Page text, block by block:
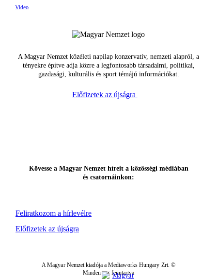
A Magyar Nemzet közéleti napilap konzervatív, nemzeti alapról, a
tényekre építve adja közre a legfontosabb társadalmi, politikai,
gazdasági, kulturális és sport témájú információkat.
Előfizetek az újságra
Feliratkozom a hírlevélre
Kövesse a Magyar Nemzet híreit a közösségi médiában
és csatornáinkon:
Előfizetek az újságra
A Magyar Nemzet kiadója a Mediaworks Hungary Zrt. ©
Minden jog fenntartva